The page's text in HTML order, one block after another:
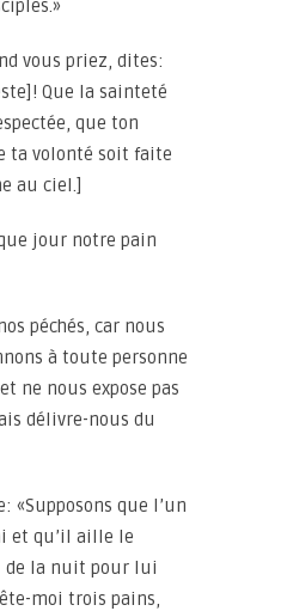
vous priez, dites:
Que la sainteté
que ton
ta volonté soit faite
au ciel.]
jour notre pain
péchés, car nous
à toute personne
ne nous expose pas
délivre-nous du
«Supposons que l’un
et qu’il aille le
la nuit pour lui
moi trois pains,